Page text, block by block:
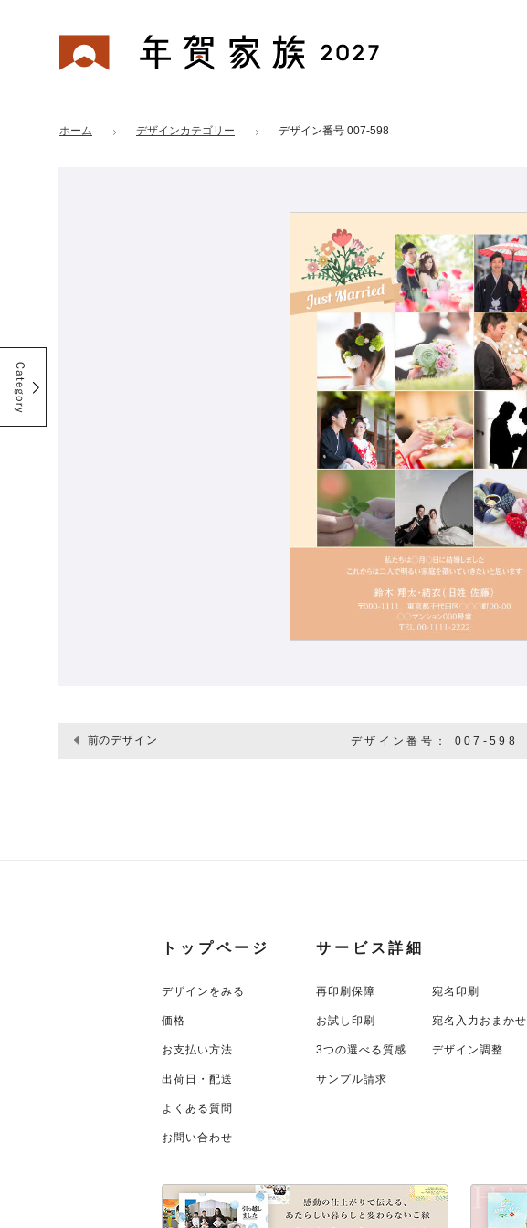
年賀家族 2027
ホーム デザインカテゴリー デザイン番号 007-598
デザイン番号： 007-598
前のデザイン
トップページ
デザインをみる
価格
お支払い方法
出荷日・配送
よくある質問
お問い合わせ
サービス詳細
再印刷保障 宛名印刷
お試し印刷 宛名入力おまかせ
3つの選べる質感 デザイン調整
サンプル請求